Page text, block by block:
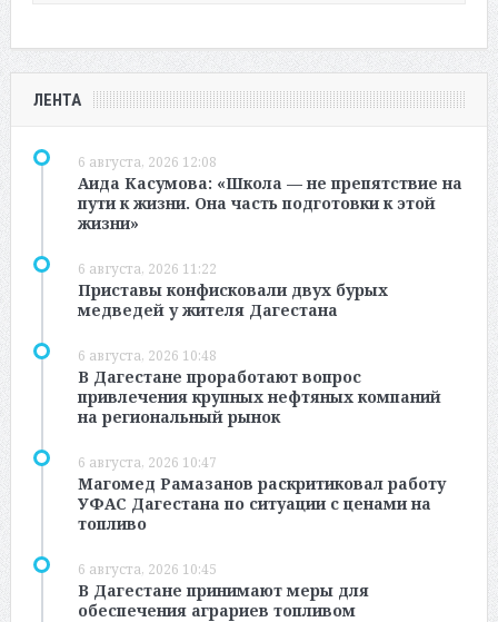
ЛЕНТА
6 августа, 2026 12:08
Аида Касумова: «Школа — не препятствие на
пути к жизни. Она часть подготовки к этой
жизни»
6 августа, 2026 11:22
Приставы конфисковали двух бурых
медведей у жителя Дагестана
6 августа, 2026 10:48
В Дагестане проработают вопрос
привлечения крупных нефтяных компаний
на региональный рынок
6 августа, 2026 10:47
Магомед Рамазанов раскритиковал работу
УФАС Дагестана по ситуации с ценами на
топливо
6 августа, 2026 10:45
В Дагестане принимают меры для
обеспечения аграриев топливом